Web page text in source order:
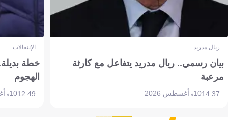
ريال مدريد
بيان رسمي.. ريال مدريد يتفاعل مع كارثة
مرعبة
14:3710 أغسطس 2026
الإنتقالات
خطة
الهجوم
12:4910 أغسطس 2026